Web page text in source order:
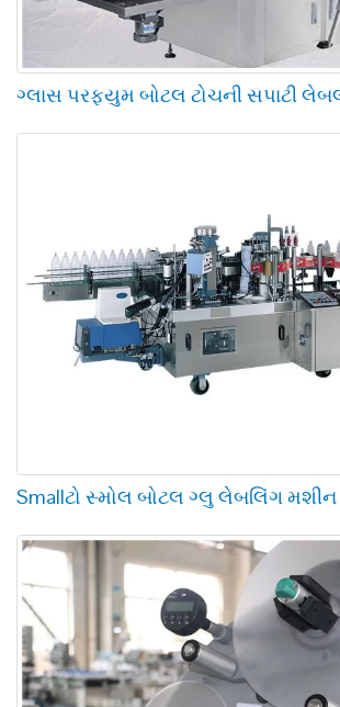
ગ્લાસ પરફ્યુમ બોટલ ટોચની સપાટી
Smallટો સ્મોલ બોટલ ગ્લુ લેબલિંગ મશીન